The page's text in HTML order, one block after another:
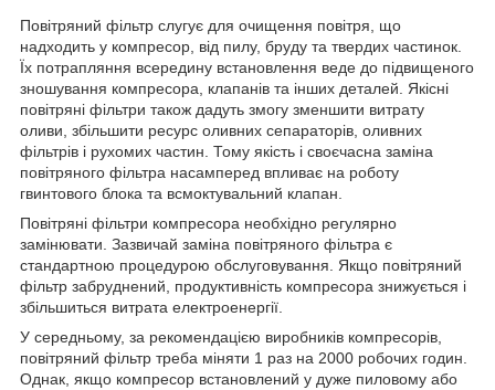
Повітряний фільтр слугує для очищення повітря, що
надходить у компресор, від пилу, бруду та твердих частинок.
Їх потрапляння всередину встановлення веде до підвищеного
зношування компресора, клапанів та інших деталей. Якісні
повітряні фільтри також дадуть змогу зменшити витрату
оливи, збільшити ресурс оливних сепараторів, оливних
фільтрів і рухомих частин. Тому якість і своєчасна заміна
повітряного фільтра насамперед впливає на роботу
гвинтового блока та всмоктувальний клапан.
Повітряні фільтри компресора необхідно регулярно
замінювати. Зазвичай заміна повітряного фільтра є
стандартною процедурою обслуговування. Якщо повітряний
фільтр забруднений, продуктивність компресора знижується і
збільшиться витрата електроенергії.
У середньому, за рекомендацією виробників компресорів,
повітряний фільтр треба міняти 1 раз на 2000 робочих годин.
Однак, якщо компресор встановлений у дуже пиловому або